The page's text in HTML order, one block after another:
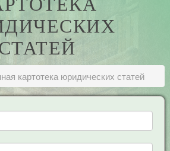
картотека юридических статей